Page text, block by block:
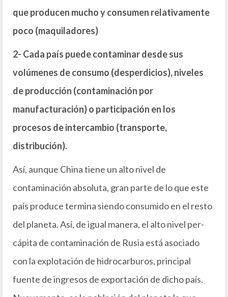
que producen mucho y consumen relativamente
poco (maquiladores)
2- Cada país puede contaminar desde sus
volúmenes de consumo (desperdicios), niveles
de producción (contaminación por
manufacturación) o participación en los
procesos de intercambio (transporte,
distribución).
Así, aunque China tiene un alto nivel de
contaminación absoluta, gran parte de lo que este
país produce termina siendo consumido en el resto
del planeta. Así, de igual manera, el alto nivel per-
cápita de contaminación de Rusia está asociado
con la explotación de hidrocarburos, principal
fuente de ingresos de exportación de dicho país.